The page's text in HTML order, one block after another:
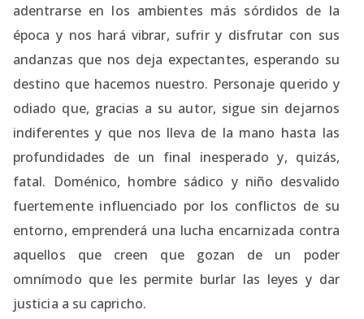
adentrarse en los ambientes más sórdidos de la
época y nos hará vibrar, sufrir y disfrutar con sus
andanzas que nos deja expectantes, esperando su
destino que hacemos nuestro. Personaje querido y
odiado que, gracias a su autor, sigue sin dejarnos
indiferentes y que nos lleva de la mano hasta las
profundidades de un final inesperado y, quizás,
fatal. Doménico, hombre sádico y niño desvalido
fuertemente influenciado por los conflictos de su
entorno, emprenderá una lucha encarnizada contra
aquellos que creen que gozan de un poder
omnímodo que les permite burlar las leyes y dar
justicia a su capricho.